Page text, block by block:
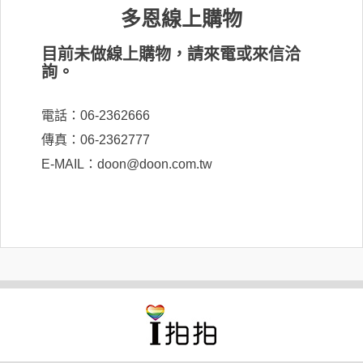
多恩線上購物
目前未做線上購物，請來電或來信洽
詢。
電話：06-2362666
傳真：06-2362777
E-MAIL：doon@doon.com.tw